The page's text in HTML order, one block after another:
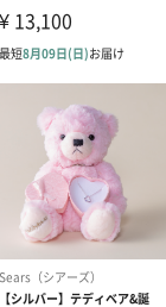
します。ギフト